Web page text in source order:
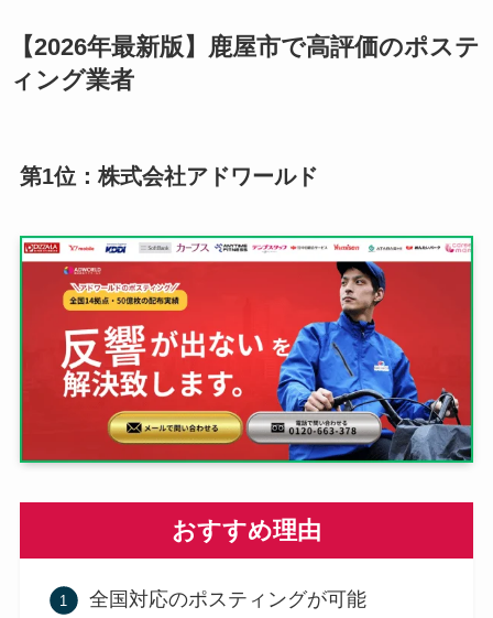
【2026年最新版】鹿屋市で高評価のポステ
ィング業者
第1位：株式会社アドワールド
おすすめ理由
全国対応のポスティングが可能